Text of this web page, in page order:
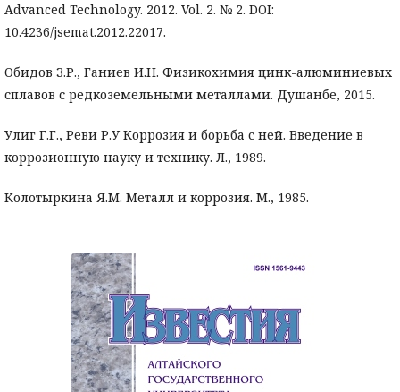
Advanced Technology. 2012. Vol. 2. № 2. DOI:
10.4236/jsemat.2012.22017.
Обидов З.Р., Ганиев И.Н. Физикохимия цинк-алюминиевых
сплавов с редкоземельными металлами. Душанбе, 2015.
Улиг Г.Г., Реви Р.У Коррозия и борьба с ней. Введение в
коррозионную науку и технику. Л., 1989.
Колотыркина Я.М. Металл и коррозия. М., 1985.